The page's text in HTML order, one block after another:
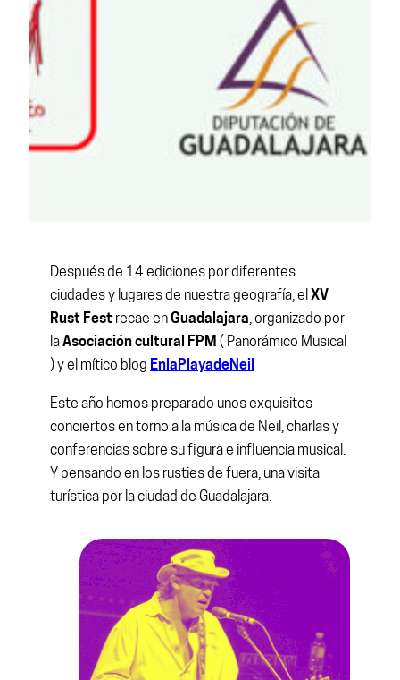
Después de 14 ediciones por diferentes
ciudades y lugares de nuestra geografía, elXV
Rust Fest recae enGuadalajara, organizado por
laAsociación cultural FPM ( Panorámico Musical
) y el mítico blog EnlaPlayadeNeil
Este año hemos preparado unos exquisitos
conciertos en torno a la música de Neil, charlas y
conferencias sobre su figura e influencia musical.
Y pensando en los rusties de fuera, una visita
turística por la ciudad de Guadalajara.